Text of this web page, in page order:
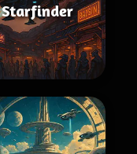
Starfinder